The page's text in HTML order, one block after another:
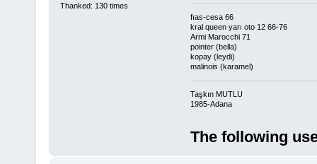
Thanked: 130 times
fıas-cesa 66
kral queen yarı oto 12 66-76
Armi Marocchi 71
pointer (bella)
kopay (leydi)
malinois (karamel)
Taşkın MUTLU
1985-Adana
The following